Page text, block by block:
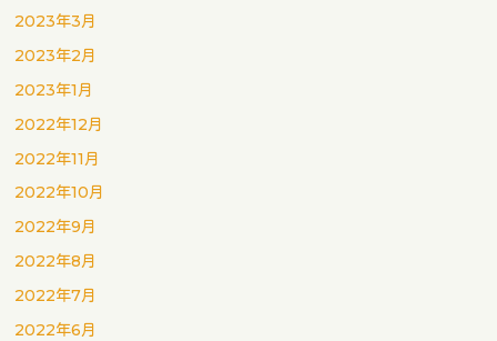
2023年3月
2023年2月
2023年1月
2022年12月
2022年11月
2022年10月
2022年9月
2022年8月
2022年7月
2022年6月